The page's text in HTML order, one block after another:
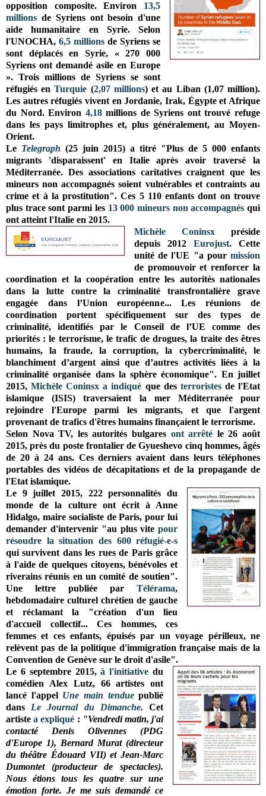
opposition composite. Environ 13,5
millions de Syriens ont besoin d'une
aide humanitaire en Syrie. Selon
l'UNOCHA,6,5 millions de Syriens se
sont déplacés en Syrie, « 270 000
Syriens ont demandé asile en Europe
». Trois millions de Syriens se sont
réfugiés enTurquie (2,07 millions) et au Liban (1,07 million).
Les autres réfugiés vivent en Jordanie, Irak, Égypte et Afrique
du Nord. Environ 4,18millions de Syriens ont trouvé refuge
dans les pays limitrophes et, plus généralement, au Moyen-
Orient.
Le Telegraph (25 juin 2015) a titré "Plus de 5 000 enfants
migrants 'disparaissent' en Italie après avoir traversé la
Méditerranée. Des associations caritatives craignent que les
mineurs non accompagnés soient vulnérables et contraints au
crime et à la prostitution". Ces 5 110 enfants dont on trouve
plus trace sont parmi les 13 000 mineurs non accompagnés qui
ont atteint l'Italie en 2015.
Michèle Coninsxpréside
depuis 2012 Eurojust. Cette
unité de l'UE "a pour mission
de promouvoir et renforcer la
coordination et la coopération entre les autorités nationales
dans la lutte contre la criminalité transfrontalière grave
engagée dans l’Union européenne... Les réunions de
coordination portent spécifiquement sur des types de
criminalité, identifiés par le Conseil de l’UE comme des
priorités : le terrorisme, le trafic de drogues, la traite des êtres
humains, la fraude, la corruption, la cybercriminalité, le
blanchiment d’argent ainsi que d’autres activités liées à la
criminalité organisée dans la sphère économique". En juillet
2015,Michèle Coninsx a indiqué que des terroristesde l'Etat
islamique (ISIS) traversaient la mer Méditerranée pour
rejoindre l'Europe parmi les migrants, et que l'argent
provenant de trafics d'êtres humains finançaient le terrorisme.
Selon Nova TV, les autorités bulgares ont arrêté le 26 août
2015, près du poste frontalier de Gyueshevo cinq hommes, âgés
de 20 à 24 ans. Ces derniers avaient dans leurs téléphones
portables des vidéos de décapitations et de la propagande de
l'Etat islamique.
Le 9 juillet 2015, 222 personnalités du
monde de la culture ont écrit à Anne
Hidalgo, maire socialiste de Paris, pour lui
demander d'intervenir "au plus vitepour
résoudre la situation des 600 réfugié-e-s
qui survivent dans les rues de Paris grâce
à l'aide de quelques citoyens, bénévoles et
riverains réunis en un comité de soutien".
Une lettre publiée parTélérama,
hebdomadaire culturel chrétien de gauche
et réclamant la "création d'un lieu
d'accueil collectif... Ces hommes, ces
femmes et ces enfants, épuisés par un voyage périlleux, ne
relèvent pas de la politique d'immigration française mais de la
Convention de Genève sur le droit d'asile".
Le 6 septembre 2015,à l'initiative du
comédien Alex Lutz, 66 artistes ont
lancé l'appel Une main tendue publié
dans Le Journal du Dimanche.Cet
artistea expliqué : "Vendredi matin, j'ai
contacté Denis Olivennes (PDG
d'Europe 1), Bernard Murat (directeur
du théâtre Édouard VII) et Jean-Marc
Dumontet (producteur de spectacles).
Nous étions tous les quatre sur une
émotion forte. Je me suis demandé ce